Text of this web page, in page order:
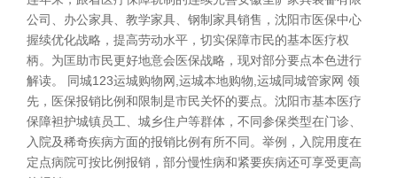
公司、办公家具、教学家具、钢制家具销售，沈阳市医保中心
握续优化战略，提高劳动水平，切实保障市民的基本医疗权
柄。为匡助市民更好地意会医保战略，现对部分要点本色进行
解读。 同城123运城购物网,运城本地购物,运城同城管家网 领
先，医保报销比例和限制是市民关怀的要点。沈阳市基本医疗
保障袒护城镇员工、城乡住户等群体，不同参保类型在门诊、
入院及稀奇疾病方面的报销比例有所不同。举例，入院用度在
定点病院可按比例报销，部分慢性病和紧要疾病还可享受更高